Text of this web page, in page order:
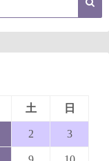
土 日
2 3